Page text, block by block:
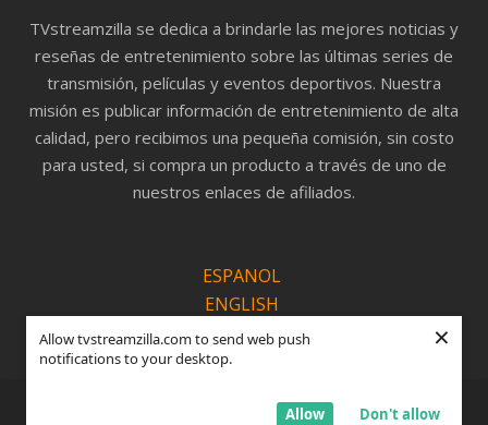
Allow tvstreamzilla.com to send web push
notifications to your desktop.
Don't allow
Allow
×
TVstreamzilla se dedica a brindarle las mejores noticias y
reseñas de entretenimiento sobre las últimas series de
transmisión, películas y eventos deportivos. Nuestra
misión es publicar información de entretenimiento de alta
calidad, pero recibimos una pequeña comisión, sin costo
para usted, si compra un producto a través de uno de
nuestros enlaces de afiliados.
ESPANOL
ENGLISH
PORTUGUÊS
Política de Privacidade